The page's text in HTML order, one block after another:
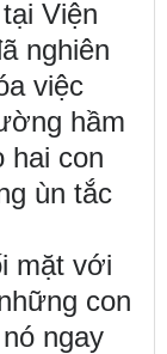
Viện
nghiên
việc
hầm
hai con
ùn tắc
mặt với
con
ngay